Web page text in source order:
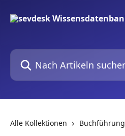
Nach Artikeln suchen …
Alle Kollektionen Buchführung